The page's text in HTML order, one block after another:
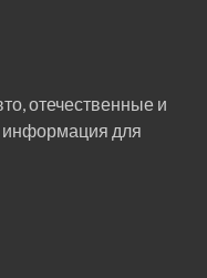
отечественные и
информация для